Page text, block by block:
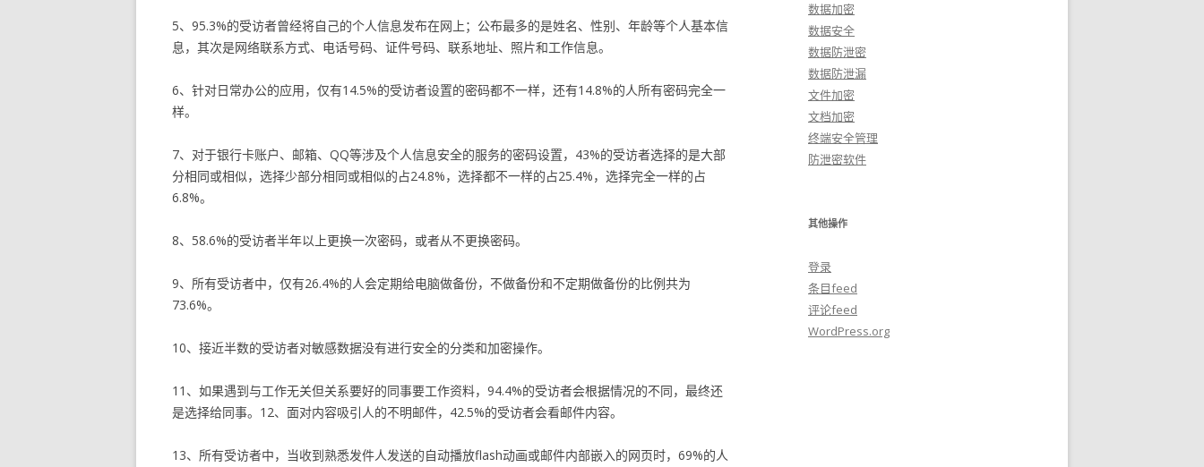
5、95.3%的受访者曾经将自己的个人信息发布在网上；公布最多的是姓名、性别、年龄等个人基本信
息，其次是网络联系方式、电话号码、证件号码、联系地址、照片和工作信息。
6、针对日常办公的应用，仅有14.5%的受访者设置的密码都不一样，还有14.8%的人所有密码完全一
样。
7、对于银行卡账户、邮箱、QQ等涉及个人信息安全的服务的密码设置，43%的受访者选择的是大部
分相同或相似，选择少部分相同或相似的占24.8%，选择都不一样的占25.4%，选择完全一样的占
6.8%。
8、58.6%的受访者半年以上更换一次密码，或者从不更换密码。
9、所有受访者中，仅有26.4%的人会定期给电脑做备份，不做备份和不定期做备份的比例共为
73.6%。
10、接近半数的受访者对敏感数据没有进行安全的分类和加密操作。
11、如果遇到与工作无关但关系要好的同事要工作资料，94.4%的受访者会根据情况的不同，最终还
是选择给同事。12、面对内容吸引人的不明邮件，42.5%的受访者会看邮件内容。
13、所有受访者中，当收到熟悉发件人发送的自动播放flash动画或邮件内部嵌入的网页时，69%的人
数据加密
数据安全
数据防泄密
数据防泄漏
文件加密
文档加密
终端安全管理
防泄密软件
其他操作
登录
条目feed
评论feed
WordPress.org